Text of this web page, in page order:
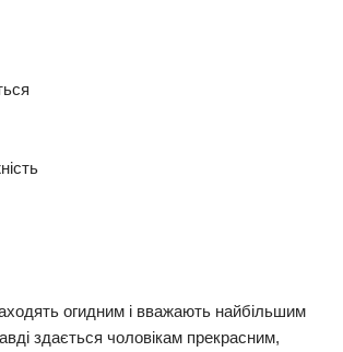
огидним і вважають найбільшим
здається чоловікам прекрасним,